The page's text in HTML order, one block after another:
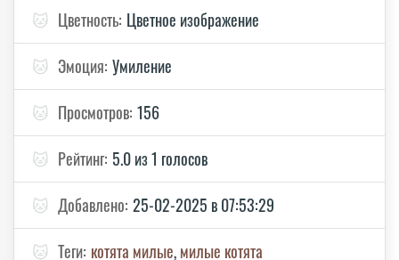
🐱 Цветность: Цветное изображение
🐱 Эмоция: Умиление
🐱 Просмотров: 156
🐱 Рейтинг: 5.0 из 1 голосов
🐱 Добавлено: 25-02-2025 в 07:53:29
🐱 Теги: котята милые,милые котята